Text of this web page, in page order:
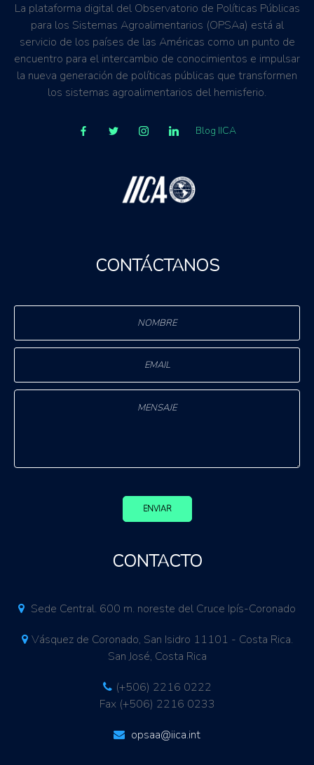
La plataforma digital del Observatorio de Políticas Públicas
para los Sistemas Agroalimentarios (OPSAa) está al
servicio de los países de las Américas como un punto de
encuentro para el intercambio de conocimientos e impulsar
la nueva generación de políticas públicas que transformen
los sistemas agroalimentarios del hemisferio.
Blog IICA
CONTÁCTANOS
ENVIAR
CONTACTO
Sede Central. 600 m. noreste del Cruce Ipís-Coronado
Vásquez de Coronado, San Isidro 11101 - Costa Rica.
San José, Costa Rica
(+506) 2216 0222
Fax (+506) 2216 0233
opsaa@iica.int